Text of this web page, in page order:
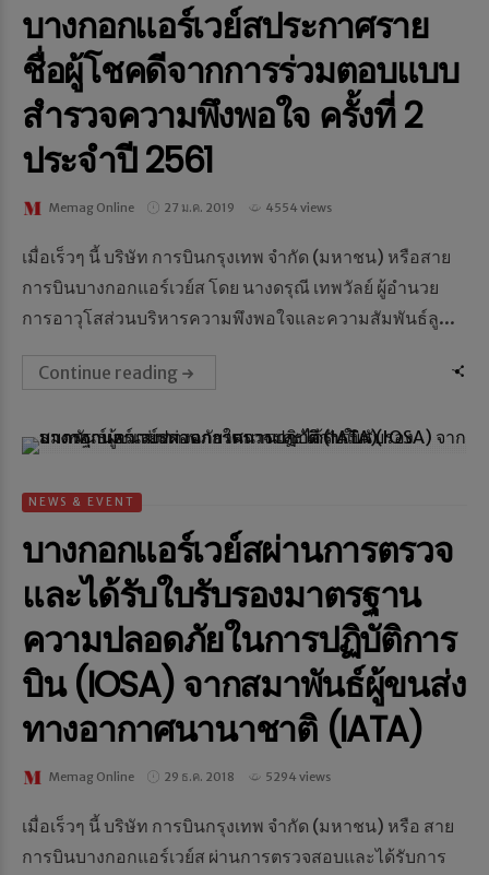
บางกอกแอร์เวย์สประกาศราย
ชื่อผู้โชคดีจากการร่วมตอบแบบ
สำรวจความพึงพอใจ ครั้งที่ 2
ประจำปี 2561
Memag Online 27 ม.ค. 2019 4554 views
เมื่อเร็วๆ นี้ บริษัท การบินกรุงเทพ จำกัด (มหาชน) หรือสาย
การบินบางกอกแอร์เวย์ส โดย นางดรุณี เทพวัลย์ ผู้อำนวย
การอาวุโสส่วนบริหารความพึงพอใจและความสัมพันธ์ลู...
Continue reading
NEWS & EVENT
บางกอกแอร์เวย์สผ่านการตรวจ
และได้รับใบรับรองมาตรฐาน
ความปลอดภัยในการปฏิบัติการ
บิน (IOSA) จากสมาพันธ์ผู้ขนส่ง
ทางอากาศนานาชาติ (IATA)
Memag Online 29 ธ.ค. 2018 5294 views
เมื่อเร็วๆ นี้ บริษัท การบินกรุงเทพ จำกัด (มหาชน) หรือ สาย
การบินบางกอกแอร์เวย์ส ผ่านการตรวจสอบและได้รับการ